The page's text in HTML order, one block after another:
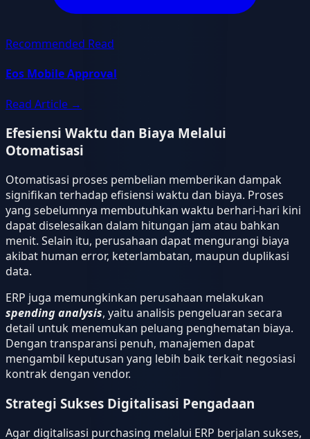
Recommended Read
Eos Mobile Approval
Read Article →
Efesiensi Waktu dan Biaya Melalui
Otomatisasi
Otomatisasi proses pembelian memberikan dampak
signifikan terhadap efisiensi waktu dan biaya. Proses
yang sebelumnya membutuhkan waktu berhari-hari kini
dapat diselesaikan dalam hitungan jam atau bahkan
menit. Selain itu, perusahaan dapat mengurangi biaya
akibat human error, keterlambatan, maupun duplikasi
data.
ERP juga memungkinkan perusahaan melakukan
spending analysis, yaitu analisis pengeluaran secara
detail untuk menemukan peluang penghematan biaya.
Dengan transparansi penuh, manajemen dapat
mengambil keputusan yang lebih baik terkait negosiasi
kontrak dengan vendor.
Strategi Sukses Digitalisasi Pengadaan
Agar digitalisasi purchasing melalui ERP berjalan sukses,